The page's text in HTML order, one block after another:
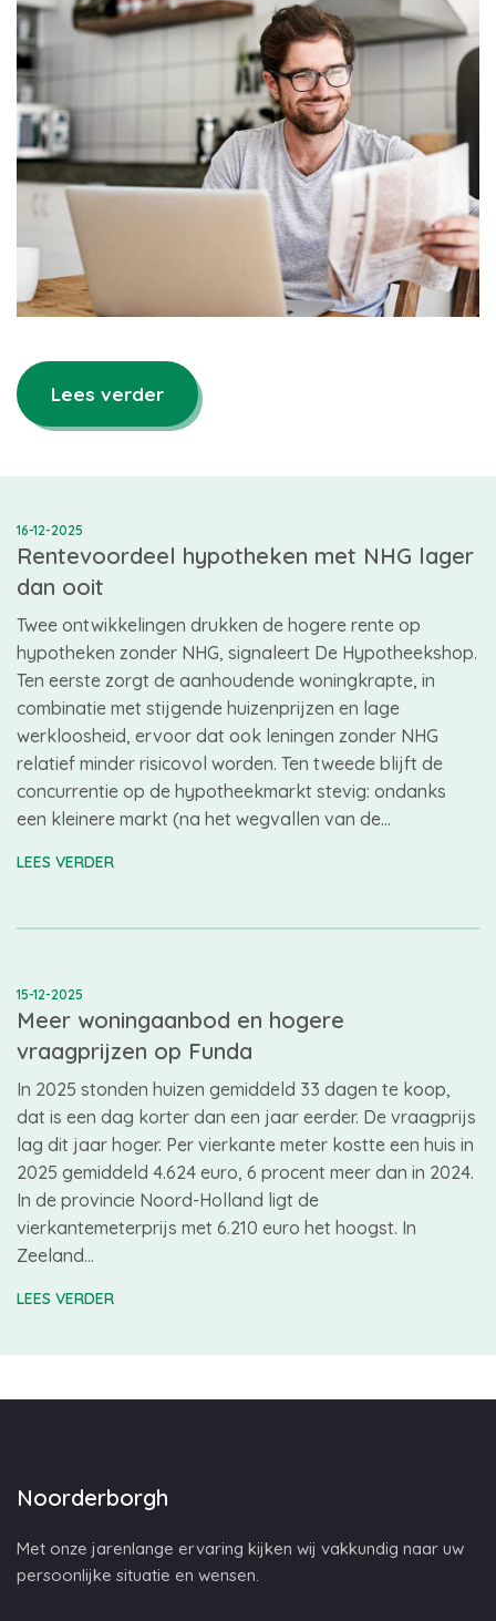
Lees verder
16-12-2025
Rentevoordeel hypotheken met NHG lager
dan ooit
Twee ontwikkelingen drukken de hogere rente op
hypotheken zonder NHG, signaleert De Hypotheekshop.
Ten eerste zorgt de aanhoudende woningkrapte, in
combinatie met stijgende huizenprijzen en lage
werkloosheid, ervoor dat ook leningen zonder NHG
relatief minder risicovol worden. Ten tweede blijft de
concurrentie op de hypotheekmarkt stevig: ondanks
een kleinere markt (na het wegvallen van de…
LEES VERDER
15-12-2025
Meer woningaanbod en hogere
vraagprijzen op Funda
In 2025 stonden huizen gemiddeld 33 dagen te koop,
dat is een dag korter dan een jaar eerder. De vraagprijs
lag dit jaar hoger. Per vierkante meter kostte een huis in
2025 gemiddeld 4.624 euro, 6 procent meer dan in 2024.
In de provincie Noord-Holland ligt de
vierkantemeterprijs met 6.210 euro het hoogst. In
Zeeland…
LEES VERDER
Noorderborgh
Met onze jarenlange ervaring kijken wij vakkundig naar uw
persoonlijke situatie en wensen.